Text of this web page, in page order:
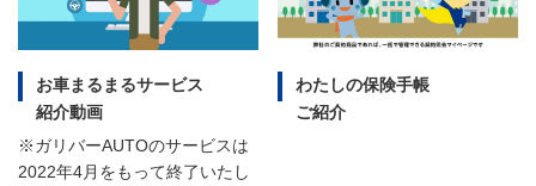
お車まるまるサービス
紹介動画
※ガリバーAUTOのサービスは
2022年4月をもって終了いたし
わたしの保険手帳
ご紹介